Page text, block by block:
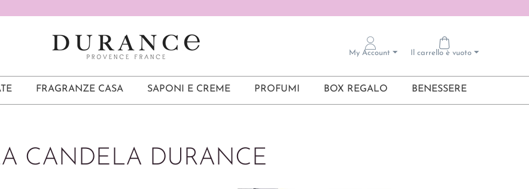
Il carrello è vuoto
My Account
FRAGRANZE CASA SAPONI E CREME PROFUMI BOX REGALO BENESSERE
CANDELA DURANCE